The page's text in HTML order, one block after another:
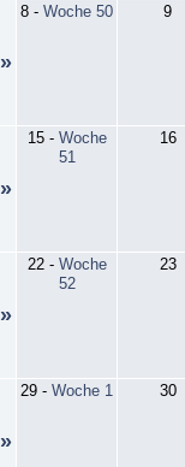
»
8 - Woche 50 9
»
15- Woche
51
16
»
22- Woche
52
23
»
29 - Woche 1 30